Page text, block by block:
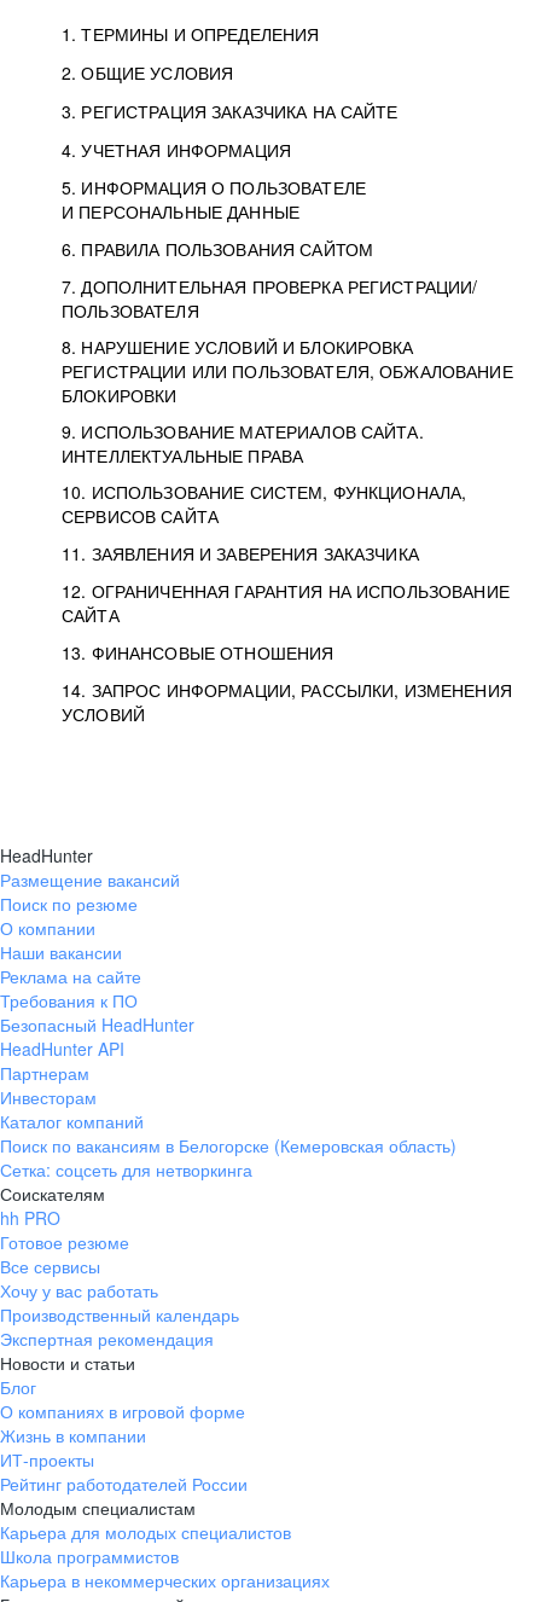
1. ТЕРМИНЫ И ОПРЕДЕЛЕНИЯ
2. ОБЩИЕ УСЛОВИЯ
3. РЕГИСТРАЦИЯ ЗАКАЗЧИКА НА САЙТЕ
4. УЧЕТНАЯ ИНФОРМАЦИЯ
5. ИНФОРМАЦИЯ О ПОЛЬЗОВАТЕЛЕ
И ПЕРСОНАЛЬНЫЕ ДАННЫЕ
6. ПРАВИЛА ПОЛЬЗОВАНИЯ САЙТОМ
7. ДОПОЛНИТЕЛЬНАЯ ПРОВЕРКА РЕГИСТРАЦИИ/
ПОЛЬЗОВАТЕЛЯ
8. НАРУШЕНИЕ УСЛОВИЙ И БЛОКИРОВКА
РЕГИСТРАЦИИ ИЛИ ПОЛЬЗОВАТЕЛЯ, ОБЖАЛОВАНИЕ
БЛОКИРОВКИ
9. ИСПОЛЬЗОВАНИЕ МАТЕРИАЛОВ САЙТА.
ИНТЕЛЛЕКТУАЛЬНЫЕ ПРАВА
10. ИСПОЛЬЗОВАНИЕ СИСТЕМ, ФУНКЦИОНАЛА,
СЕРВИСОВ САЙТА
11. ЗАЯВЛЕНИЯ И ЗАВЕРЕНИЯ ЗАКАЗЧИКА
12. ОГРАНИЧЕННАЯ ГАРАНТИЯ НА ИСПОЛЬЗОВАНИЕ
САЙТА
13. ФИНАНСОВЫЕ ОТНОШЕНИЯ
14. ЗАПРОС ИНФОРМАЦИИ, РАССЫЛКИ, ИЗМЕНЕНИЯ
УСЛОВИЙ
HeadHunter
Размещение вакансий
Поиск по резюме
О компании
Наши вакансии
Реклама на сайте
Требования к ПО
Безопасный HeadHunter
HeadHunter API
Партнерам
Инвесторам
Каталог компаний
Поиск по вакансиям в Белогорске (Кемеровская область)
Сетка: соцсеть для нетворкинга
Соискателям
hh PRO
Готовое резюме
Все сервисы
Хочу у вас работать
Производственный календарь
Экспертная рекомендация
Новости и статьи
Блог
О компаниях в игровой форме
Жизнь в компании
ИТ-проекты
Рейтинг работодателей России
Молодым специалистам
Карьера для молодых специалистов
Школа программистов
Карьера в некоммерческих организациях